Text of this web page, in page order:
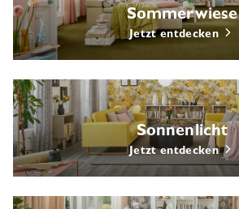
Sommerwiese
Jetzt entdecken
Sonnenlicht
Jetzt entdecken